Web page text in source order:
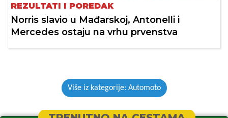
REZULTATI I POREDAK
Norris slavio u Mađarskoj, Antonelli i
Mercedes ostaju na vrhu prvenstva
Više iz kategorije: Automoto